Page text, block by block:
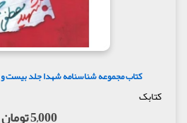
کتاب مجموعه شناسنامه شهدا جلد بیست
کتابک
5,000 تومان